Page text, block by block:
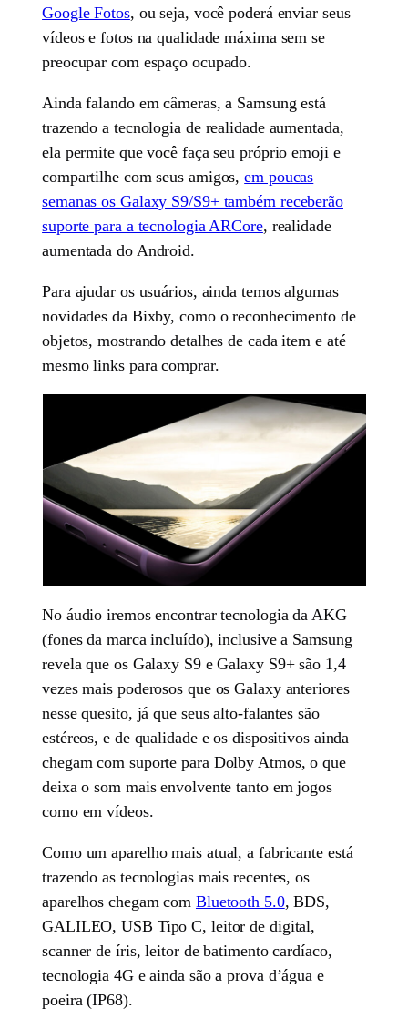
Google Fotos, ou seja, você poderá enviar seus
vídeos e fotos na qualidade máxima sem se
preocupar com espaço ocupado.
Ainda falando em câmeras, a Samsung está
trazendo a tecnologia de realidade aumentada,
ela permite que você faça seu próprio emoji e
compartilhe com seus amigos,em poucas
semanas os Galaxy S9/S9+ também receberão
suporte para a tecnologia ARCore, realidade
aumentada do Android.
Para ajudar os usuários, ainda temos algumas
novidades da Bixby, como o reconhecimento de
objetos, mostrando detalhes de cada item e até
mesmo links para comprar.
No áudio iremos encontrar tecnologia da AKG
(fones da marca incluído), inclusive a Samsung
revela que os Galaxy S9 e Galaxy S9+ são 1,4
vezes mais poderosos que os Galaxy anteriores
nesse quesito, já que seus alto-falantes são
estéreos, e de qualidade e os dispositivos ainda
chegam com suporte para Dolby Atmos, o que
deixa o som mais envolvente tanto em jogos
como em vídeos.
Como um aparelho mais atual, a fabricante está
trazendo as tecnologias mais recentes, os
aparelhos chegam com Bluetooth 5.0, BDS,
GALILEO, USB Tipo C, leitor de digital,
scanner de íris, leitor de batimento cardíaco,
tecnologia 4G e ainda são a prova d’água e
poeira (IP68).